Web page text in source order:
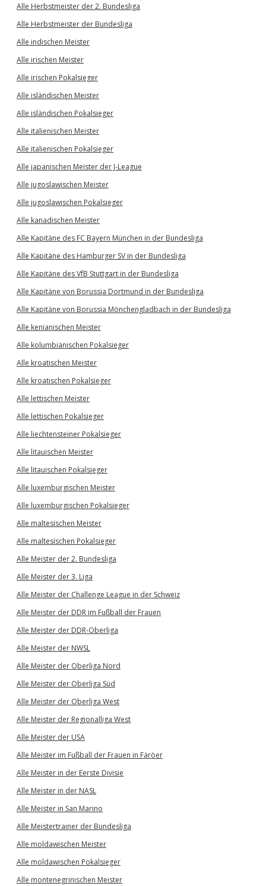
Alle Herbstmeister der 2. Bundesliga
Alle Herbstmeister der Bundesliga
Alle indischen Meister
Alle irischen Meister
Alle irischen Pokalsieger
Alle isländischen Meister
Alle isländischen Pokalsieger
Alle italienischen Meister
Alle italienischen Pokalsieger
Alle japanischen Meister der J-League
Alle jugoslawischen Meister
Alle jugoslawischen Pokalsieger
Alle kanadischen Meister
Alle Kapitäne des FC Bayern München in der Bundesliga
Alle Kapitäne des Hamburger SV in der Bundesliga
Alle Kapitäne des VfB Stuttgart in der Bundesliga
Alle Kapitäne von Borussia Dortmund in der Bundesliga
Alle Kapitäne von Borussia Mönchengladbach in der Bundesliga
Alle kenianischen Meister
Alle kolumbianischen Pokalsieger
Alle kroatischen Meister
Alle kroatischen Pokalsieger
Alle lettischen Meister
Alle lettischen Pokalsieger
Alle liechtensteiner Pokalsieger
Alle litauischen Meister
Alle litauischen Pokalsieger
Alle luxemburgischen Meister
Alle luxemburgischen Pokalsieger
Alle maltesischen Meister
Alle maltesischen Pokalsieger
Alle Meister der 2. Bundesliga
Alle Meister der 3. Liga
Alle Meister der Challenge League in der Schweiz
Alle Meister der DDR im Fußball der Frauen
Alle Meister der DDR-Oberliga
Alle Meister der NWSL
Alle Meister der Oberliga Nord
Alle Meister der Oberliga Süd
Alle Meister der Oberliga West
Alle Meister der Regionalliga West
Alle Meister der USA
Alle Meister im Fußball der Frauen in Färöer
Alle Meister in der Eerste Divisie
Alle Meister in der NASL
Alle Meister in San Marino
Alle Meistertrainer der Bundesliga
Alle moldawischen Meister
Alle moldawischen Pokalsieger
Alle montenegrinischen Meister